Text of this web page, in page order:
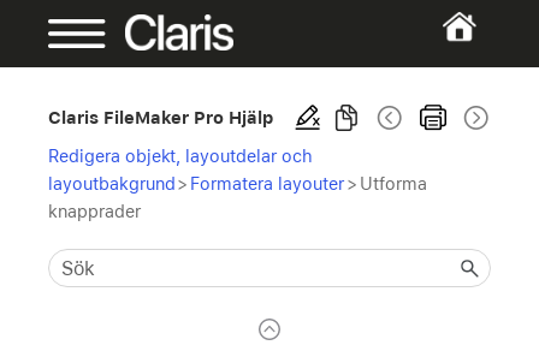
Claris FileMaker Pro Hjälp
Redigera objekt, layoutdelar och
layoutbakgrund> Formatera layouter> Utforma
knapprader